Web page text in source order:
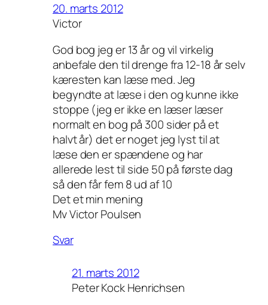
20. marts 2012
Victor
God bog jeg er 13 år og vil virkelig
anbefale den til drenge fra 12-18 år selv
kæresten kan læse med. Jeg
begyndte at læse i den og kunne ikke
stoppe (jeg er ikke en læser læser
normalt en bog på 300 sider på et
halvt år) det er noget jeg lyst til at
læse den er spændene og har
allerede lest til side 50 på første dag
så den får fem 8 ud af 10
Det et min mening
Mv Victor Poulsen
Svar
21. marts 2012
Peter Kock Henrichsen